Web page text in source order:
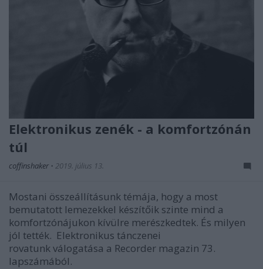
Elektronikus zenék - a komfortzónán
túl
coffinshaker • 2019. július 13.
Mostani összeállításunk témája, hogy a most
bemutatott lemezekkel készítőik szinte mind a
komfortzónájukon kívülre merészkedtek. És milyen
jól tették. Elektronikus tánczenei
rovatunk válogatása a Recorder magazin 73.
lapszámából.